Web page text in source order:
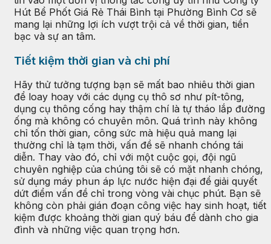
Hút Bể Phốt Giá Rẻ Thái Bình tại Phường Bình Cơ sẽ
mang lại những lợi ích vượt trội cả về thời gian, tiền
bạc và sự an tâm.
Tiết kiệm thời gian và chi phí
Hãy thử tưởng tượng bạn sẽ mất bao nhiêu thời gian
để loay hoay với các dụng cụ thô sơ như pít-tông,
dụng cụ thông cống hay thậm chí là tự tháo lắp đường
ống mà không có chuyên môn. Quá trình này không
chỉ tốn thời gian, công sức mà hiệu quả mang lại
thường chỉ là tạm thời, vấn đề sẽ nhanh chóng tái
diễn. Thay vào đó, chỉ với một cuộc gọi, đội ngũ
chuyên nghiệp của chúng tôi sẽ có mặt nhanh chóng,
sử dụng máy phun áp lực nước hiện đại để giải quyết
dứt điểm vấn đề chỉ trong vòng vài chục phút. Bạn sẽ
không còn phải gián đoạn công việc hay sinh hoạt, tiết
kiệm được khoảng thời gian quý báu để dành cho gia
đình và những việc quan trọng hơn.